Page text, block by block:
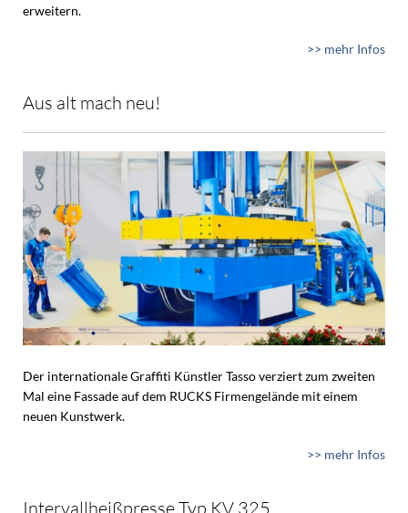
erweitern.
>> mehr Infos
Aus alt mach neu!
Der internationale Graffiti Künstler Tasso verziert zum zweiten
Mal eine Fassade auf dem RUCKS Firmengelände mit einem
neuen Kunstwerk.
>> mehr Infos
Intervallheißpresse Typ KV 325